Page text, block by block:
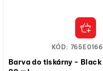
Barva do tiskárny - Black
KÓD: 765E0166